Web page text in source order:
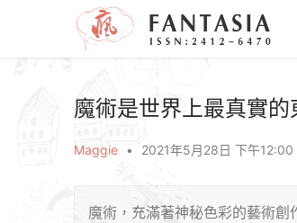
魔術是世界上最真實
Maggie • 2021年5月28日 下午12:00
魔術，充滿著神秘色彩的藝術